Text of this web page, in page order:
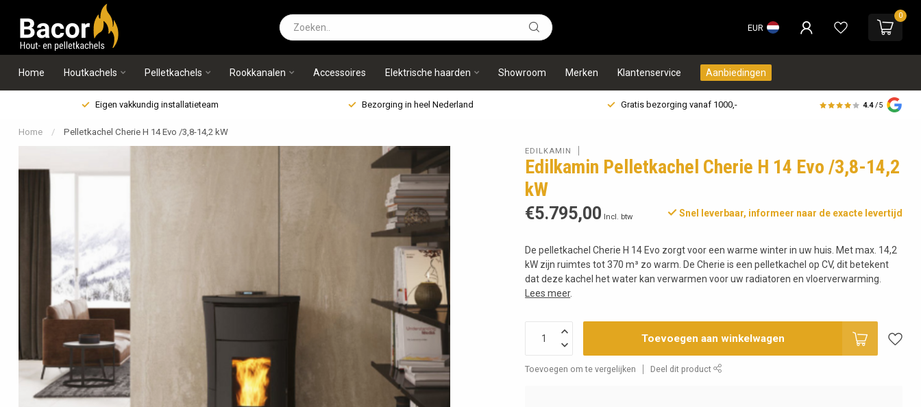
EUR
0
Home Houtkachels Pelletkachels Rookkanalen Accessoires Elektrische haarden Showroom Merken Klantenservice Aanbiedingen
Eigen vakkundig installatieteam Bezorging in heel Nederland Gratis bezorging vanaf 1000,- 4.4 /5
Home / Pelletkachel Cherie H 14 Evo /3,8-14,2 kW
EDILKAMIN
Edilkamin Pelletkachel Cherie H 14 Evo /3,8-14,2
kW
€5.795,00 Incl. btw Snel leverbaar, informeer naar de exacte levertijd
De pelletkachel Cherie H 14 Evo zorgt voor een warme winter in uw huis. Met max. 14,2
kW zijn ruimtes tot 370 m³ zo warm. De Cherie is een pelletkachel op CV, dit betekent
dat deze kachel het water kan verwarmen voor uw radiatoren en vloerverwarming.
Lees meer.
Toevoegen aan winkelwagen
Toevoegen om te vergelijken Deel dit product